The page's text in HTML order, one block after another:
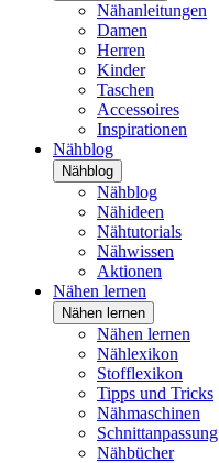
Nähanleitungen
Damen
Herren
Kinder
Taschen
Accessoires
Inspirationen
Nähblog
Nähblog
Nähblog
Nähideen
Nähtutorials
Nähwissen
Aktionen
Nähen lernen
Nähen lernen
Nähen lernen
Nählexikon
Stofflexikon
Tipps und Tricks
Nähmaschinen
Schnittanpassung
Nähbücher